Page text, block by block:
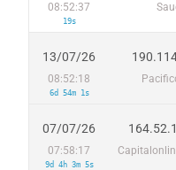
08:52:37
19s
13/07/26
08:52:18
6d 54m 1s
07/07/26
07:58:17
9d 4h 3m 5s